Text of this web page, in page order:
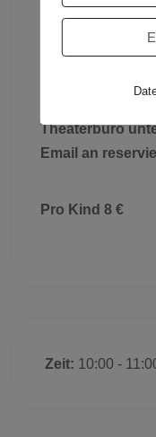
Speyer
Theaterbüro
Email an
Pro Kind 8 €
Zeit: 10:00 -